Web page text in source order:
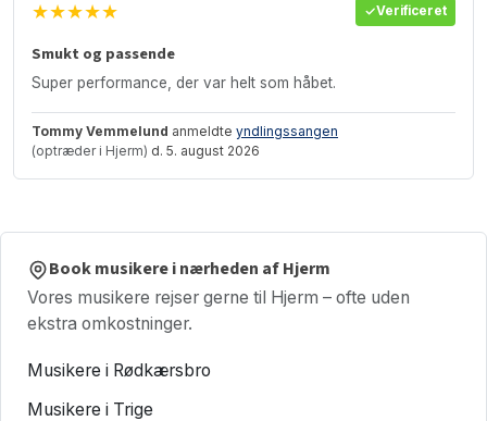
★★★★★ Verificeret
Smukt og passende
Super performance, der var helt som håbet.
Tommy Vemmelund anmeldte yndlingssangen
(optræder i Hjerm) d. 5. august 2026
Book musikere i nærheden af Hjerm
Vores musikere rejser gerne til Hjerm – ofte uden
ekstra omkostninger.
Musikere i Rødkærsbro
Musikere i Trige